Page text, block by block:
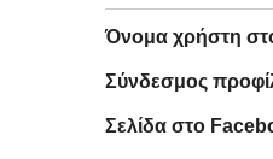
Όνομα χρήστη
Σύνδεσμος
Σελίδα στο